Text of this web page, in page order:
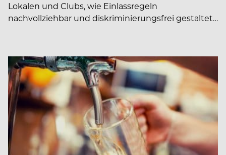
Lokalen und Clubs, wie Einlassregeln
nachvollziehbar und diskriminierungsfrei gestaltet…